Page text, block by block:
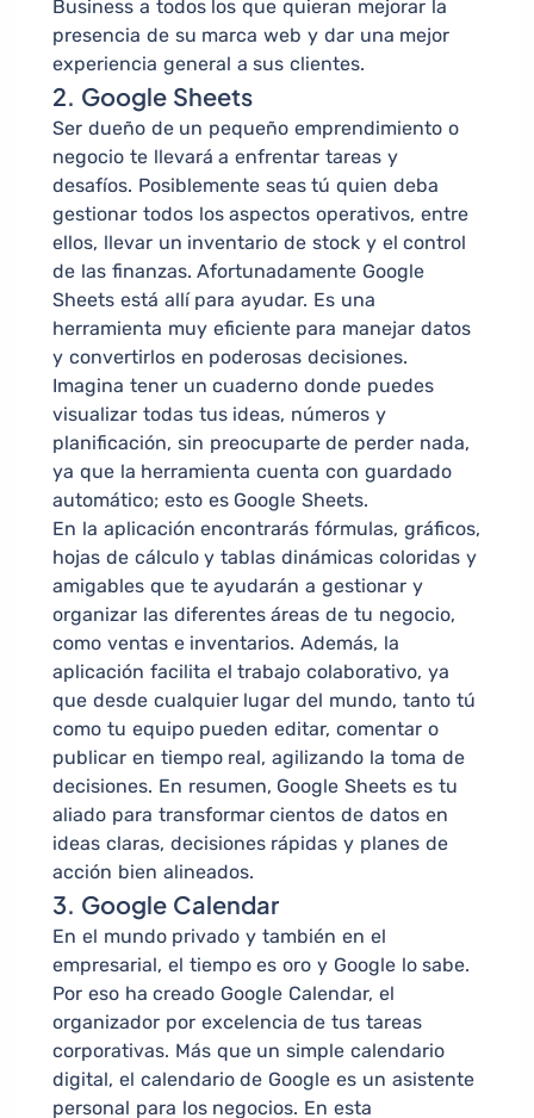
Business a todos los que quieran mejorar la
presencia de su marca web y dar una mejor
experiencia general a sus clientes.
2. Google Sheets
Ser dueño de un pequeño emprendimiento o
negocio te llevará a enfrentar tareas y
desafíos. Posiblemente seas tú quien deba
gestionar todos los aspectos operativos, entre
ellos, llevar un inventario de stock y el control
de las finanzas. Afortunadamente Google
Sheets está allí para ayudar. Es una
herramienta muy eficiente para manejar datos
y convertirlos en poderosas decisiones.
Imagina tener un cuaderno donde puedes
visualizar todas tus ideas, números y
planificación, sin preocuparte de perder nada,
ya que la herramienta cuenta con guardado
automático; esto es Google Sheets.
En la aplicación encontrarás fórmulas, gráficos,
hojas de cálculo y tablas dinámicas coloridas y
amigables que te ayudarán a gestionar y
organizar las diferentes áreas de tu negocio,
como ventas e inventarios. Además, la
aplicación facilita el trabajo colaborativo, ya
que desde cualquier lugar del mundo, tanto tú
como tu equipo pueden editar, comentar o
publicar en tiempo real, agilizando la toma de
decisiones. En resumen, Google Sheets es tu
aliado para transformar cientos de datos en
ideas claras, decisiones rápidas y planes de
acción bien alineados.
3. Google Calendar
En el mundo privado y también en el
empresarial, el tiempo es oro y Google lo sabe.
Por eso ha creado Google Calendar, el
organizador por excelencia de tus tareas
corporativas. Más que un simple calendario
digital, el calendario de Google es un asistente
personal para los negocios. En esta